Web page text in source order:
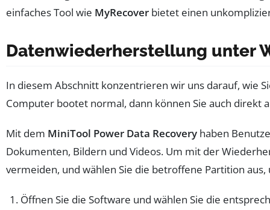
einfaches Tool wie MyRecover bietet einen
Datenwiederherstellung unter
In diesem Abschnitt konzentrieren wir uns darauf, wie
Computer bootet normal, dann können Sie auch direkt
Mit dem MiniTool Power Data Recovery haben
Dokumenten, Bildern und Videos. Um mit der
vermeiden, und wählen Sie die betroffene Partition aus,
Öffnen Sie die Software und wählen Sie die